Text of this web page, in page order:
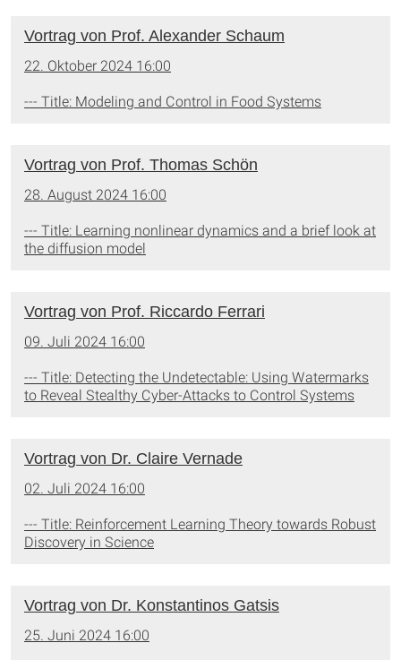
Vortrag von Prof. Alexander Schaum
22. Oktober 2024 16:00
--- Title: Modeling and Control in Food Systems
Vortrag von Prof. Thomas Schön
28. August 2024 16:00
--- Title: Learning nonlinear dynamics and a brief look at
the diffusion model
Vortrag von Prof. Riccardo Ferrari
09. Juli 2024 16:00
--- Title: Detecting the Undetectable: Using Watermarks
to Reveal Stealthy Cyber-Attacks to Control Systems
Vortrag von Dr. Claire Vernade
02. Juli 2024 16:00
--- Title: Reinforcement Learning Theory towards Robust
Discovery in Science
Vortrag von Dr. Konstantinos Gatsis
25. Juni 2024 16:00